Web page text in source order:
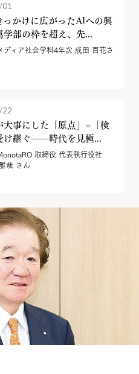
01
っかけに広がったAIへの興
学部の枠を超え、先...
ディア社会学科4年次 成田 百花さ
22
大事にした「原点」=「検
け継ぐ——時代を見極...
取締役 代表執行役社
哉 さん